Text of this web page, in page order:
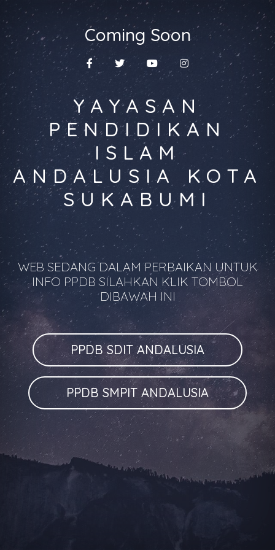
Coming Soon
YAYASAN
PENDIDIKAN
ISLAM
ANDALUSIA KOTA
SUKABUMI
WEB SEDANG DALAM PERBAIKAN UNTUK
INFO PPDB SILAHKAN KLIK TOMBOL
DIBAWAH INI
PPDB SDIT ANDALUSIA
PPDB SMPIT ANDALUSIA